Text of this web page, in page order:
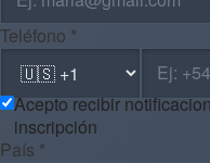
Teléfono *
Acepto recibir
inscripción
País *